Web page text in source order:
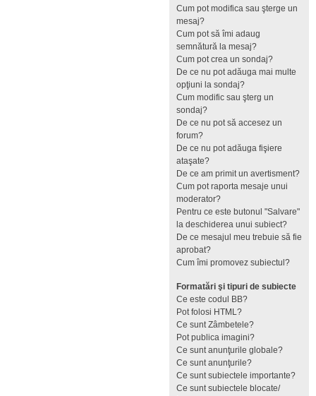
Cum pot modifica sau şterge un
mesaj?
Cum pot să îmi adaug
semnătură la mesaj?
Cum pot crea un sondaj?
De ce nu pot adăuga mai multe
opţiuni la sondaj?
Cum modific sau şterg un
sondaj?
De ce nu pot să accesez un
forum?
De ce nu pot adăuga fişiere
ataşate?
De ce am primit un avertisment?
Cum pot raporta mesaje unui
moderator?
Pentru ce este butonul "Salvare"
la deschiderea unui subiect?
De ce mesajul meu trebuie să fie
aprobat?
Cum îmi promovez subiectul?
Formatări şi tipuri de subiecte
Ce este codul BB?
Pot folosi HTML?
Ce sunt Zâmbetele?
Pot publica imagini?
Ce sunt anunţurile globale?
Ce sunt anunţurile?
Ce sunt subiectele importante?
Ce sunt subiectele blocate/